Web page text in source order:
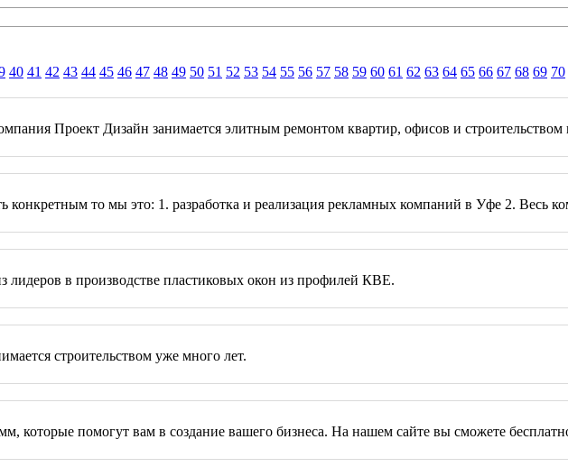
40 41 42 43 44 45 46 47 48 49 50 51 52 53 54 55 56 57 58 59 60 61 62 63 64 65 66 67 68 69 70
Проект Дизайн занимается элитным ремонтом квартир, офисов и строительством
конкретным то мы это: 1. разработка и реализация рекламных компаний в Уфе 2.
в производстве пластиковых окон из профилей КВЕ.
строительством уже много лет.
помогут вам в создание вашего бизнеса. На нашем сайте вы сможете